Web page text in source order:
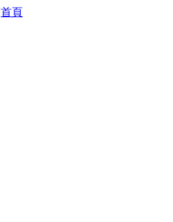
首頁